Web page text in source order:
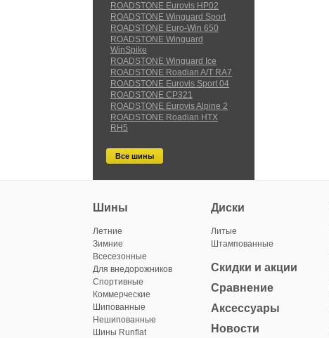
ROADSTONE Eurovis HP02
ROADSTONE Winguard Sport
ROADSTONE Euro-Win 650
ROADSTONE Winguard
WinSpike
ROADSTONE Winguard Ice
ROADSTONE Roadian A/T RA7
ROADSTONE Eurovis Sport 04
ROADSTONE CP321
ROADSTONE Eurovis Alpine 2
ROADSTONE Roadian HTX
RH5
Все шины
Шины
Летние
Зимние
Всесезонные
Для внедорожников
Спортивные
Коммерческие
Шипованные
Нешипованные
Шины Runflat
Диски
Литые
Штампованные
Скидки и акции
Сравнение
Аксессуары
Новости